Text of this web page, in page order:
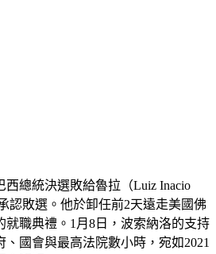
西總統決選敗給魯拉（Luiz Inacio
認敗選。他於卸任前2天遠走美國佛
就職典禮。1月8日，波索納洛的支持
國會與最高法院數小時，宛如2021